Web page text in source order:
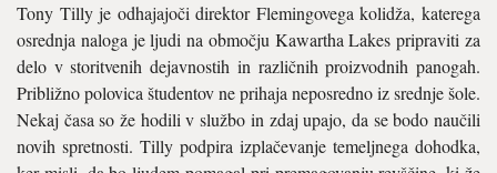
Tony Tilly je odhajajoči direktor Flemin­govega kolidža, katerega
osrednja naloga je ljudi na območju Kawartha Lakes pripra­viti za
delo v storitvenih dejavnostih in raz­ličnih proizvodnih panogah.
Približno po­lovica študentov ne prihaja neposredno iz srednje šole.
Nekaj časa so že hodili v služ­bo in zdaj upajo, da se bodo naučili
novih spretnosti. Tilly podpira izplačevanje te­meljnega dohodka,